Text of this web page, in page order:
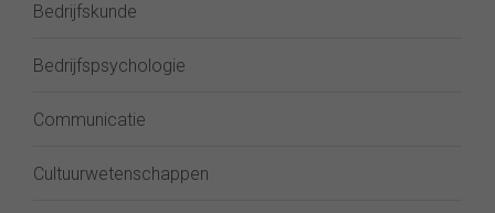
Bedrijfskunde
Bedrijfspsychologie
Communicatie
Cultuurwetenschappen